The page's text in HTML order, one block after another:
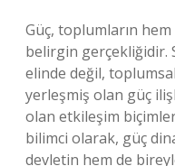
Güç, toplumların
belirgin gerçekliğidir.
elinde değil,
yerleşmiş olan güç
olan etkileşim
bilimci olarak, güç
devletin hem de